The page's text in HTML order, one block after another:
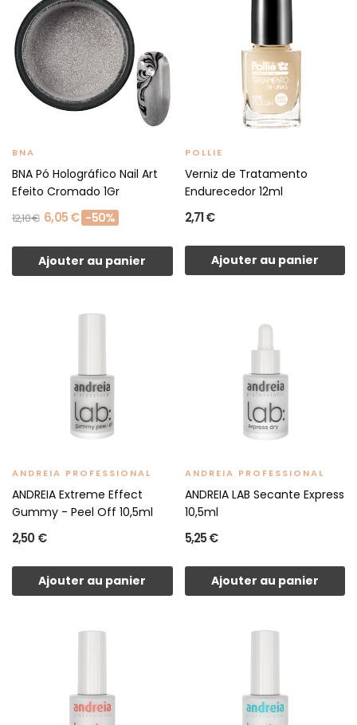
BNA
BNA Pó Holográfico Nail Art
Efeito Cromado 1Gr
12,10 € 6,05 € -50%
Ajouter au panier
POLLIE
Verniz de Tratamento
Endurecedor 12ml
2,71 €
Ajouter au panier
ANDREIA PROFESSIONAL
ANDREIA Extreme Effect
Gummy - Peel Off 10,5ml
2,50 €
Ajouter au panier
ANDREIA PROFESSIONAL
ANDREIA LAB Secante Express
10,5ml
5,25 €
Ajouter au panier